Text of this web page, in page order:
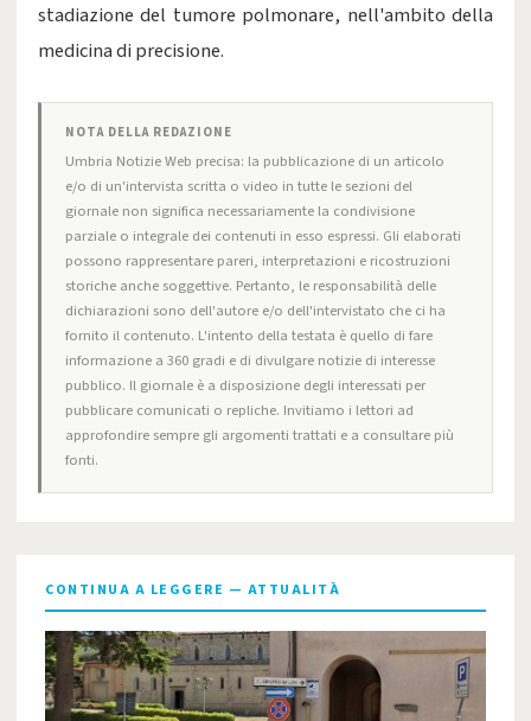
stadiazione del tumore polmonare, nell'ambito della
medicina di precisione.
NOTA DELLA REDAZIONE
Umbria Notizie Web precisa: la pubblicazione di un articolo
e/o di un'intervista scritta o video in tutte le sezioni del
giornale non significa necessariamente la condivisione
parziale o integrale dei contenuti in esso espressi. Gli elaborati
possono rappresentare pareri, interpretazioni e ricostruzioni
storiche anche soggettive. Pertanto, le responsabilità delle
dichiarazioni sono dell'autore e/o dell'intervistato che ci ha
fornito il contenuto. L'intento della testata è quello di fare
informazione a 360 gradi e di divulgare notizie di interesse
pubblico. Il giornale è a disposizione degli interessati per
pubblicare comunicati o repliche. Invitiamo i lettori ad
approfondire sempre gli argomenti trattati e a consultare più
fonti.
CONTINUA A LEGGERE — ATTUALITÀ